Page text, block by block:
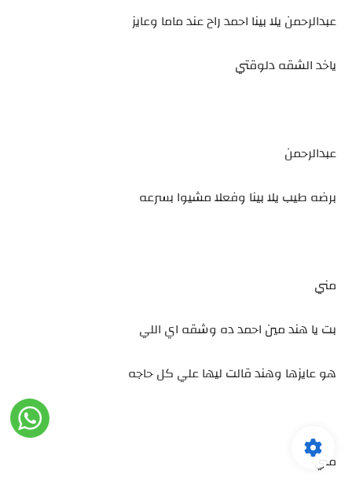
عبدالرحمن يلا بينا احمد راح عند ماما وعايز
ياخد الشقه دلوقتي
عبدالرحمن
برضه طيب يلا بينا وفعلا مشيوا بسرعه
مني
بت يا هند مين احمد ده وشقه اي اللي
هو عايزها وهند قالت ليها علي كل حاجه
مني